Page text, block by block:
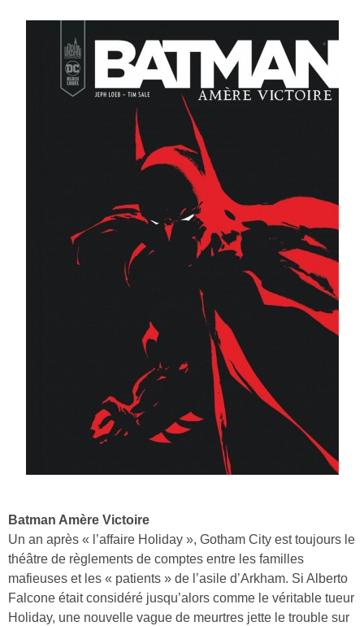
Batman Amère Victoire
Un an après « l’affaire Holiday », Gotham City est toujours le
théâtre de règlements de comptes entre les familles
mafieuses et les « patients » de l’asile d’Arkham. Si Alberto
Falcone était considéré jusqu’alors comme le véritable tueur
Holiday, une nouvelle vague de meurtres jette le trouble sur